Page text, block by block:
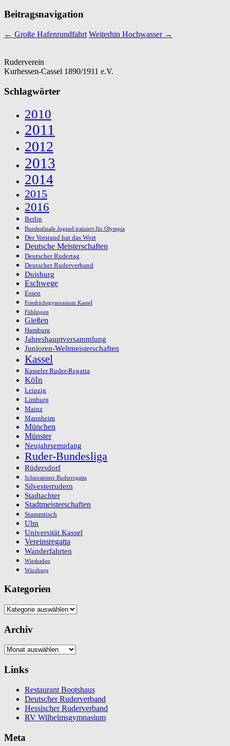
Beitragsnavigation
← Große Hafenrundfahrt Weiterhin Hochwasser →
Ruderverein
Kurhessen-Cassel 1890/1911 e.V.
Schlagwörter
2010
2011
2012
2013
2014
2015
2016
Berlin
Bundesfinale Jugend trainiert für Olympia
Der Vorstand hat das Wort
Deutsche Meisterschaften
Deutscher Rudertag
Deutscher Ruderverband
Duisburg
Eschwege
Essen
Friedrichsgymnasium Kassel
Fühlingen
Gießen
Hamburg
Jahreshauptversammlung
Junioren-Weltmeisterschaften
Kassel
Kasseler Ruder-Regatta
Köln
Leipzig
Limburg
Mainz
Mannheim
München
Münster
Neujahrsempfang
Ruder-Bundesliga
Rüdersdorf
Schiersteiner Ruderregatta
Silvesterrudern
Stadtachter
Stadtmeisterschaften
Stammtisch
Ulm
Universität Kassel
Vereinsregatta
Wanderfahrten
Wiesbaden
Würzburg
Kategorien
Kategorien
Archiv
Archiv
Links
Restaurant Bootshaus
Deutscher Ruderverband
Hessischer Ruderverband
RV Wilhelmsgymnasium
Meta